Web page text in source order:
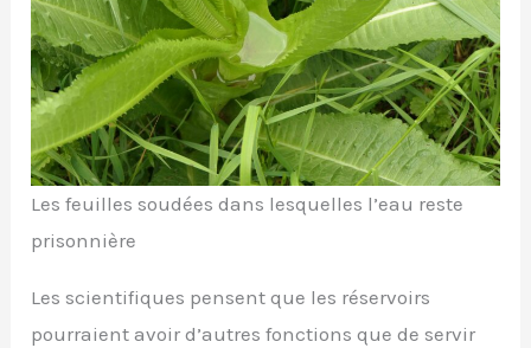
Les feuilles soudées dans lesquelles l’eau reste
prisonnière
Les scientifiques pensent que les réservoirs
pourraient avoir d’autres fonctions que de servir